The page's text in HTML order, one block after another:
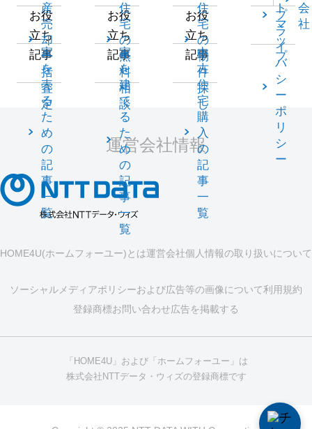
産
売
却
一
括
査
定
お役
立ち
記事
家
を
売
る
た
め
の
記
事
一
覧
住
宅
の
無
料
相
談
お役
立ち
記事
家
を
建
て
る
た
め
の
記
事
一
覧
住
宅
の
物
件
探
し
お役
立ち
記事
中
古
住
宅
購
入
の
記
事
一
覧
ト
マ
ッ
プ
会
社
プ
ラ
イ
バ
シ
ー
ポ
リ
シ
ー
運営会社情報
HOME4U(ホームフォーユー)とは運営会社個人情報の取り扱いについて
ソーシャルメディアポリシーおよび広告等の画像について利用規約
登録商標お問い合わせ広告を掲載する
「HOME4U」および「ホームフォーユー」は
株式会社NTTデータ・ウィズの登録商標です